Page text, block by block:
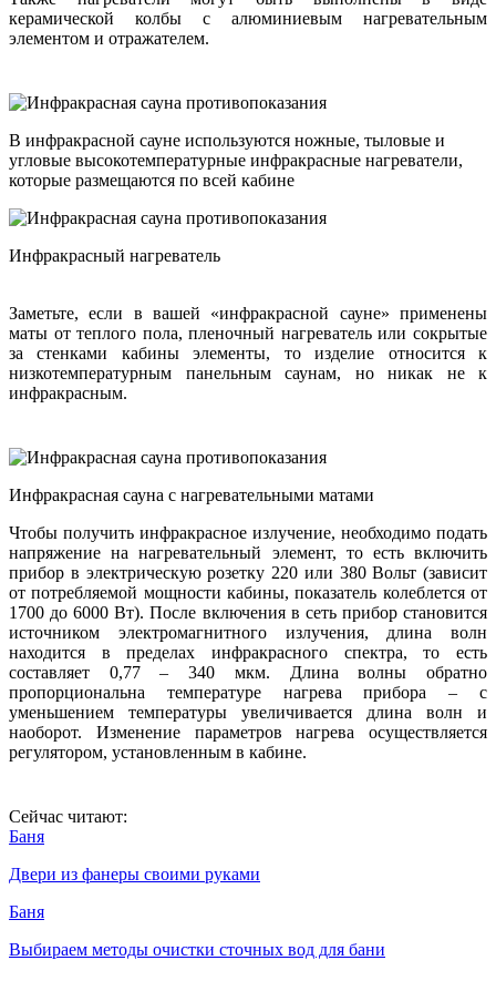
керамической колбы с алюминиевым нагревательным
элементом и отражателем.
В инфракрасной сауне используются ножные, тыловые и
угловые высокотемпературные инфракрасные нагреватели,
которые размещаются по всей кабине
Инфракрасный нагреватель
Заметьте, если в вашей «инфракрасной сауне» применены
маты от теплого пола, пленочный нагреватель или сокрытые
за стенками кабины элементы, то изделие относится к
низкотемпературным панельным саунам, но никак не к
инфракрасным.
Инфракрасная сауна с нагревательными матами
Чтобы получить инфракрасное излучение, необходимо подать
напряжение на нагревательный элемент, то есть включить
прибор в электрическую розетку 220 или 380 Вольт (зависит
от потребляемой мощности кабины, показатель колеблется от
1700 до 6000 Вт). После включения в сеть прибор становится
источником электромагнитного излучения, длина волн
находится в пределах инфракрасного спектра, то есть
составляет 0,77 – 340 мкм. Длина волны обратно
пропорциональна температуре нагрева прибора – с
уменьшением температуры увеличивается длина волн и
наоборот. Изменение параметров нагрева осуществляется
регулятором, установленным в кабине.
Сейчас читают:
Баня
Двери из фанеры своими руками
Баня
Выбираем методы очистки сточных вод для бани